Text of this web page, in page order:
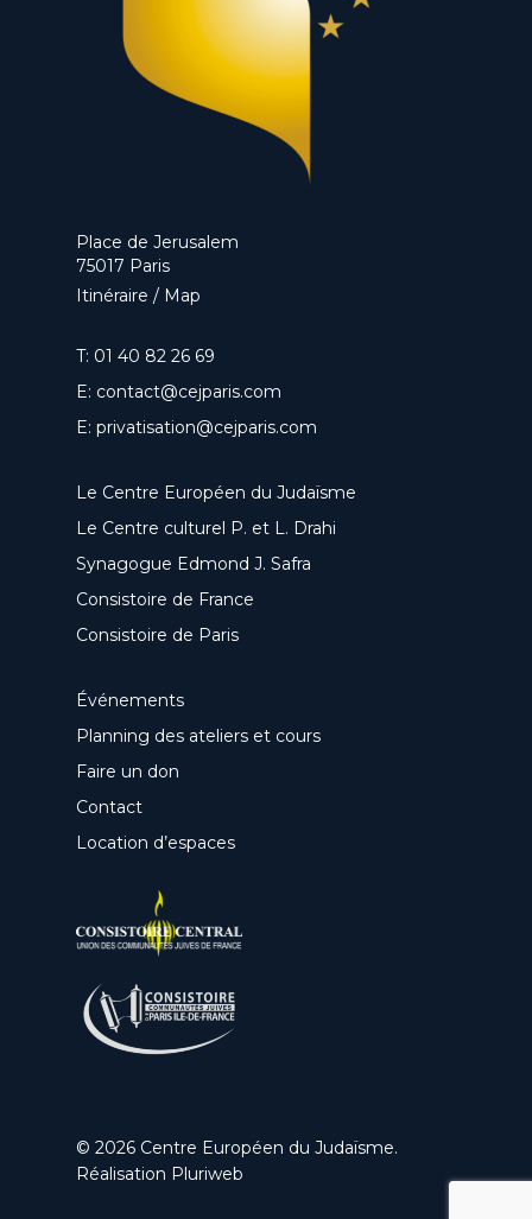
Place de Jerusalem
75017 Paris
Itinéraire / Map
T: 01 40 82 26 69
E: contact@cejparis.com
E: privatisation@cejparis.com
Le Centre Européen du Judaïsme
Le Centre culturel P. et L. Drahi
Synagogue Edmond J. Safra
Consistoire de France
Consistoire de Paris
Événements
Planning des ateliers et cours
Faire un don
Contact
Location d’espaces
© 2026 Centre Européen du Judaïsme.
Réalisation Pluriweb